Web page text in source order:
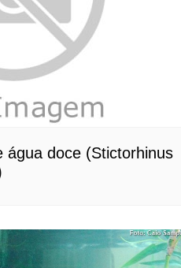
água doce (Stictorhinus